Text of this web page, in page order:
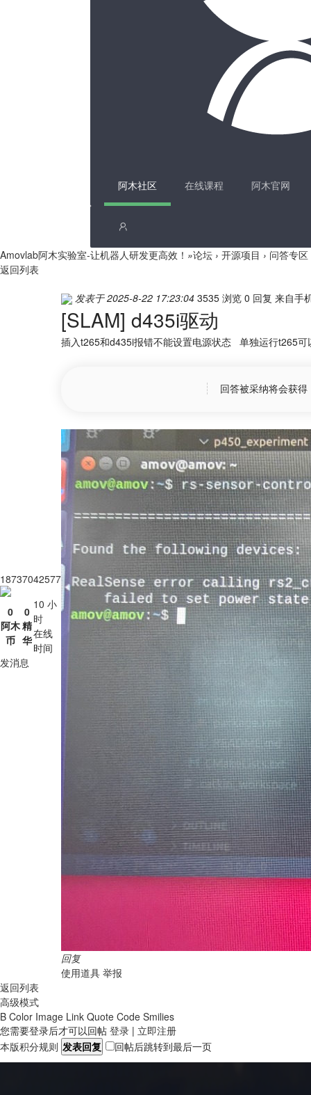
阿木社区 在线课程 阿木官网
Amovlab阿木实验室-让机器人研发更高效！ »论坛 › 开源项目 › 问答专区
返回列表
18737042577
0
阿木
币
0
精
华
10 小
时
在线
时间
发消息
发表于 2025-8-22 17:23:04 3535 浏览 0 回复 来自手
[SLAM] d435i驱动
插入t265和d435i报错不能设置电源状态 单独运行t265可
回答被采纳将会获得
回复
使用道具 举报
返回列表
高级模式
B Color Image Link Quote Code Smilies
您需要登录后才可以回帖 登录 | 立即注册
本版积分规则 发表回复 回帖后跳转到最后一页